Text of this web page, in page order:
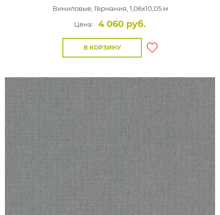
Виниловые, Германия, 1,06x10,05 м
Цена:
4 060 руб.
В КОРЗИНУ